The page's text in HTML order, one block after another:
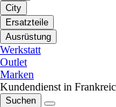
City
Ersatzteile
Ausrüstung
Werkstatt
Outlet
Marken
Kundendienst in
Suchen